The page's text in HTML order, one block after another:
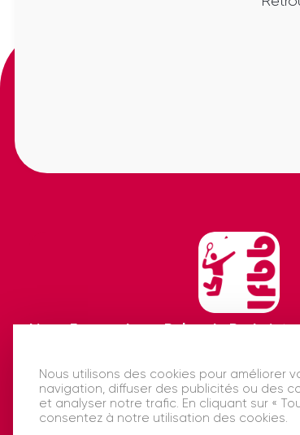
Nous utilisons des cookies pour améliorer
navigation, diffuser des publicités ou des
et analyser notre trafic. En cliquant sur «
consentez à notre utilisation des cookies.